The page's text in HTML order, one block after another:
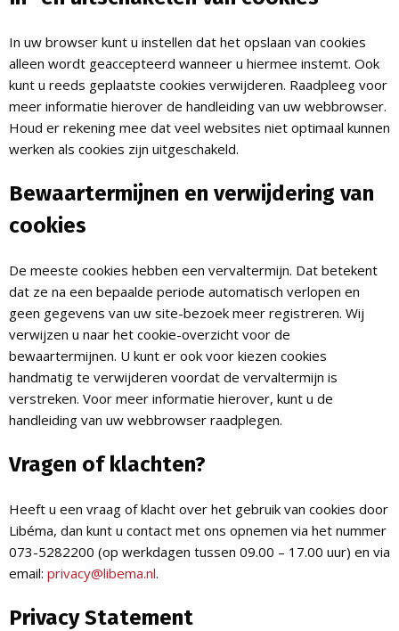
In uw browser kunt u instellen dat het opslaan van cookies
alleen wordt geaccepteerd wanneer u hiermee instemt. Ook
kunt u reeds geplaatste cookies verwijderen. Raadpleeg voor
meer informatie hierover de handleiding van uw webbrowser.
Houd er rekening mee dat veel websites niet optimaal kunnen
werken als cookies zijn uitgeschakeld.
Bewaartermijnen en verwijdering van
cookies
De meeste cookies hebben een vervaltermijn. Dat betekent
dat ze na een bepaalde periode automatisch verlopen en
geen gegevens van uw site-bezoek meer registreren. Wij
verwijzen u naar het cookie-overzicht voor de
bewaartermijnen. U kunt er ook voor kiezen cookies
handmatig te verwijderen voordat de vervaltermijn is
verstreken. Voor meer informatie hierover, kunt u de
handleiding van uw webbrowser raadplegen.
Vragen of klachten?
Heeft u een vraag of klacht over het gebruik van cookies door
Libéma, dan kunt u contact met ons opnemen via het nummer
073-5282200 (op werkdagen tussen 09.00 – 17.00 uur) en via
email: privacy@libema.nl.
Privacy Statement